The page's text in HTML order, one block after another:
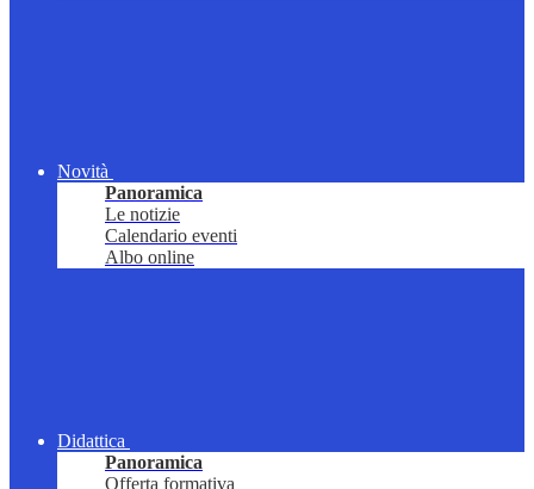
Novità
Panoramica
Le notizie
Calendario eventi
Albo online
Didattica
Panoramica
Offerta formativa